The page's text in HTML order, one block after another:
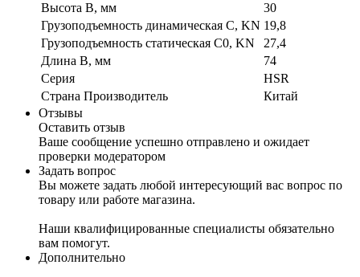
Высота B, мм
30
Грузоподъемность динамическая C, KN 19,8
Грузоподъемность статическая C0, KN
27,4
Длина B, мм
74
Серия
HSR
Страна Производитель
Китай
Отзывы
Оставить отзыв
Ваше сообщение успешно отправлено и ожидает
проверки модератором
Задать вопрос
Вы можете задать любой интересующий вас вопрос по
товару или работе магазина.
Наши квалифицированные специалисты обязательно
вам помогут.
Дополнительно